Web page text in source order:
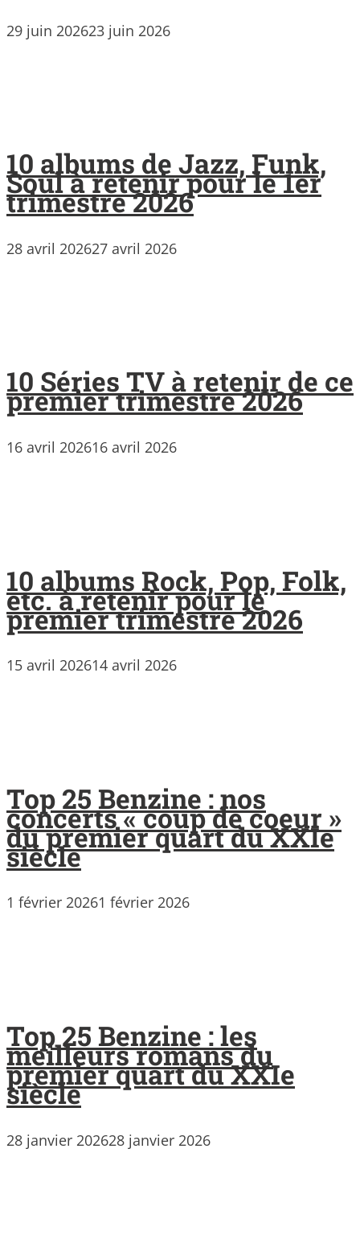
29 juin 202623 juin 2026
10 albums de Jazz, Funk,
Soul à retenir pour le 1er
trimestre 2026
28 avril 202627 avril 2026
10 Séries TV à retenir de ce
premier trimestre 2026
16 avril 202616 avril 2026
10 albums Rock, Pop, Folk,
etc. à retenir pour le
premier trimestre 2026
15 avril 202614 avril 2026
Top 25 Benzine : nos
concerts « coup de coeur »
du premier quart du XXIe
siècle
1 février 20261 février 2026
Top 25 Benzine : les
meilleurs romans du
premier quart du XXIe
siècle
28 janvier 202628 janvier 2026